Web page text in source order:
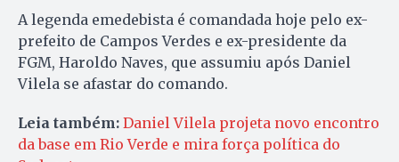
A legenda emedebista é comandada hoje pelo ex-
prefeito de Campos Verdes e ex-presidente da
FGM, Haroldo Naves, que assumiu após Daniel
Vilela se afastar do comando.
Leia também: Daniel Vilela projeta novo encontro
da base em Rio Verde e mira força política do